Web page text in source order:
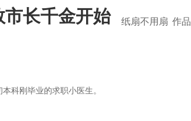
长千金开始 纸扇不用扇 作品
科刚毕业的求职小医生。